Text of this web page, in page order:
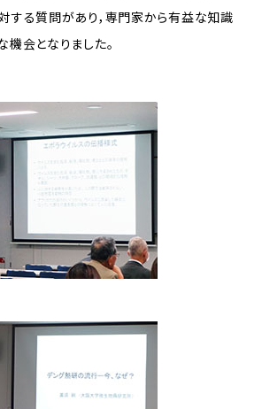
する質問があり，専門家から有益な知識
会となりました。